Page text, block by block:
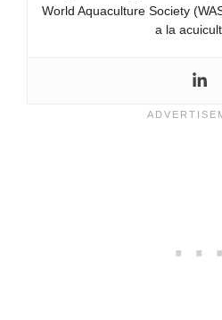
World Aquaculture Society
a la